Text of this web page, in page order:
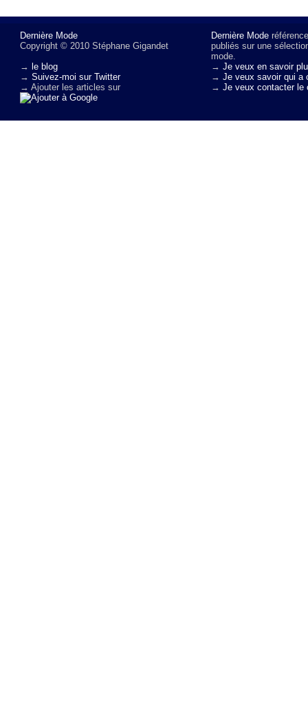
Dernière Mode
Copyright © 2010 Stéphane Gigandet
→ le blog
→Suivez-moi sur Twitter
→ Ajouter les articles sur
Dernière Mode
publiés sur une
mode.
→Je veux en savoir
→Je veux savoir qui a
→Je veux contacter le